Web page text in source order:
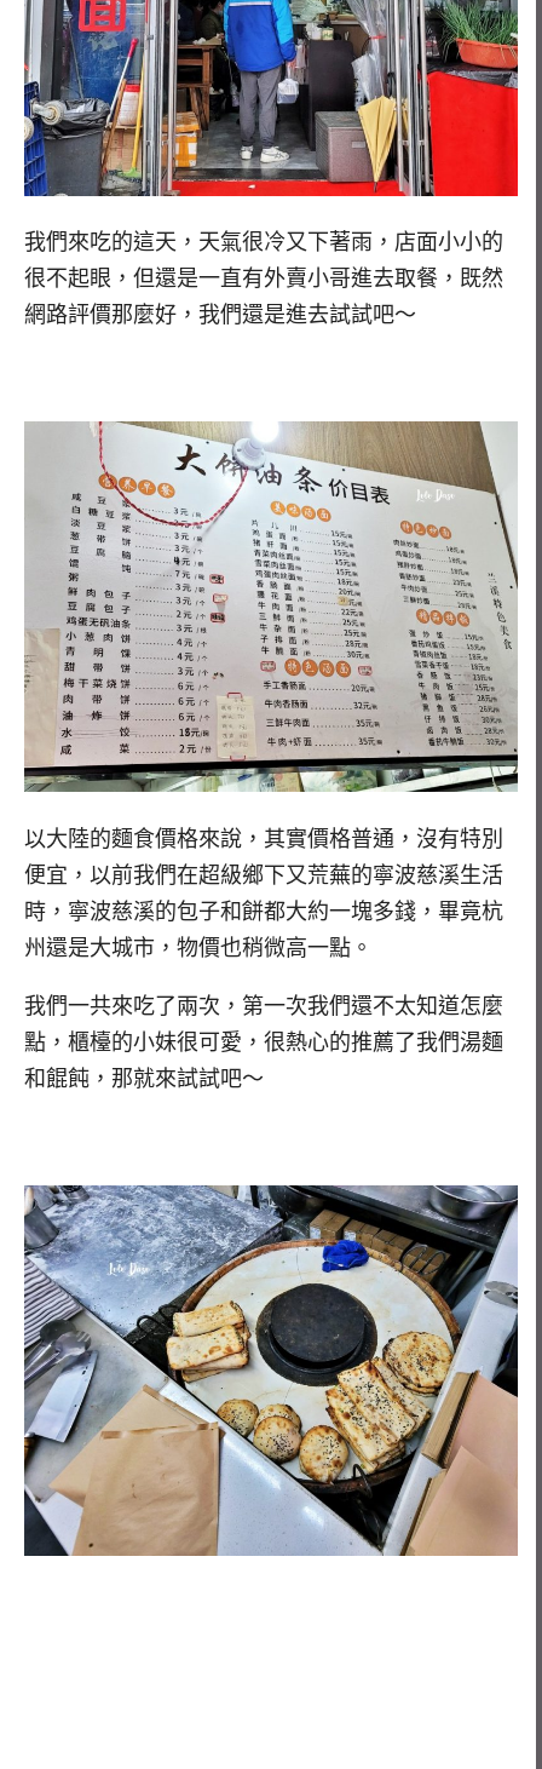
我們來吃的這天，天氣很冷又下著雨，店面小小的
很不起眼，但還是一直有外賣小哥進去取餐，既然
網路評價那麼好，我們還是進去試試吧～
以大陸的麵食價格來說，其實價格普通，沒有特別
便宜，以前我們在超級鄉下又荒蕪的寧波慈溪生活
時，寧波慈溪的包子和餅都大約一塊多錢，畢竟杭
州還是大城市，物價也稍微高一點。
我們一共來吃了兩次，第一次我們還不太知道怎麼
點，櫃檯的小妹很可愛，很熱心的推薦了我們湯麵
和餛飩，那就來試試吧～